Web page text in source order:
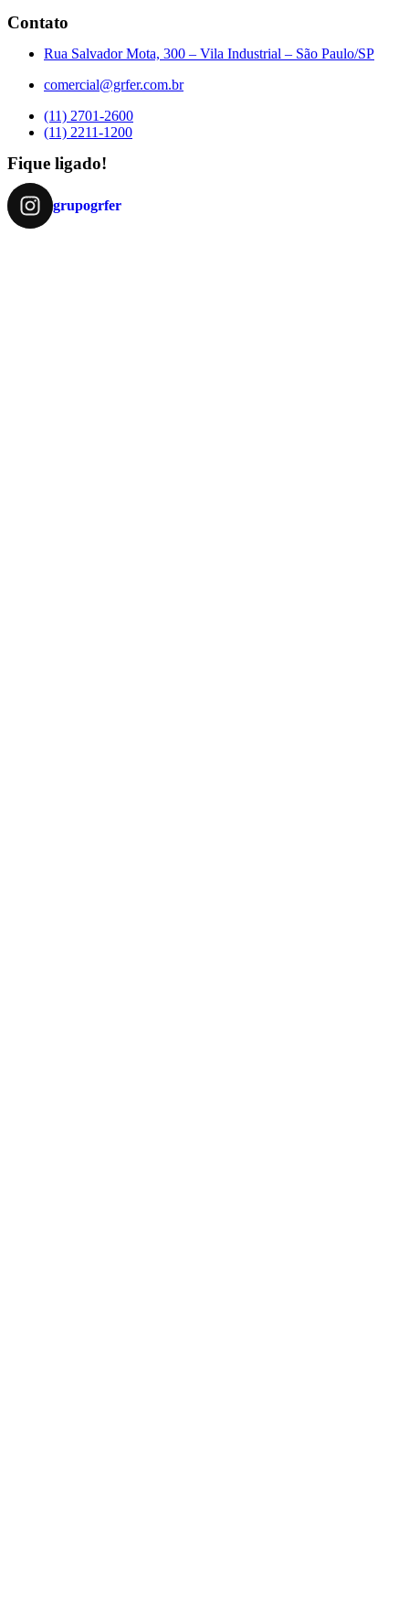
Contato
Rua Salvador Mota, 300 – Vila Industrial – São Paulo/SP
comercial@grfer.com.br
(11) 2701-2600
(11) 2211-1200
Fique ligado!
grupogrfer